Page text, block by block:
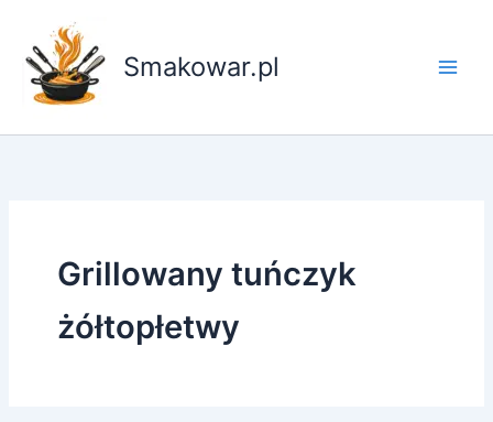
treści
Smakowar.pl
Grillowany tuńczyk
żółtopłetwy